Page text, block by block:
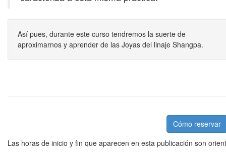
Así pues, durante este curso tendremos la suerte de
aproximarnos y aprender de las Joyas del linaje Shangpa.
Cómo reservar
Las horas de inicio y fin que aparecen en esta publicación son